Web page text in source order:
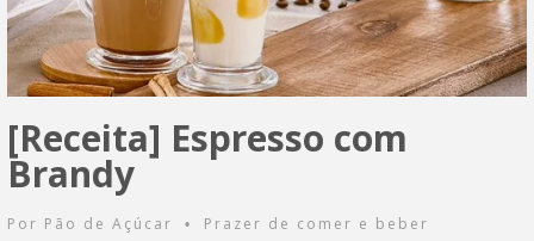
[Receita] Espresso com
Brandy
Por Pão de Açúcar • Prazer de comer e beber